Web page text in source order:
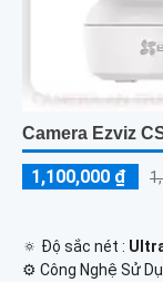
Camera Ezviz
1,100,000 ₫
🔅 Độ sắc nét :
⚙ Công Nghệ Sử